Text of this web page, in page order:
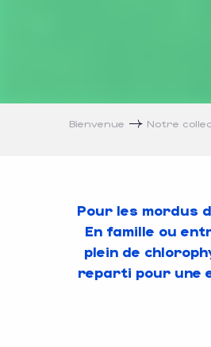
Bienvenue Notre
Pour les mordus
En famille ou
plein de
reparti pour une